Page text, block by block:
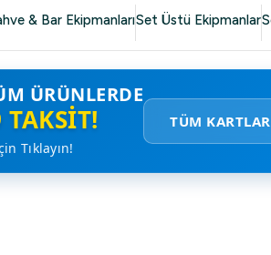
& Bar EkipmanlarıSet Üstü Ekipmanlar
ÜRÜNLERDE
TAKSIT!
Tıklayın!
TÜM